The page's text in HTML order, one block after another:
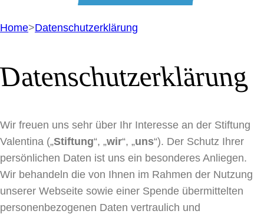
Home>Datenschutzerklärung
Wir freuen uns sehr über Ihr Interesse an der Stiftung
Valentina („Stiftung“, „wir“, „uns“). Der Schutz Ihrer
persönlichen Daten ist uns ein besonderes Anliegen.
Wir behandeln die von Ihnen im Rahmen der Nutzung
unserer Webseite sowie einer Spende übermittelten
personenbezogenen Daten vertraulich und